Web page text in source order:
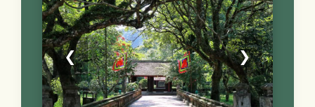
❮ ❯